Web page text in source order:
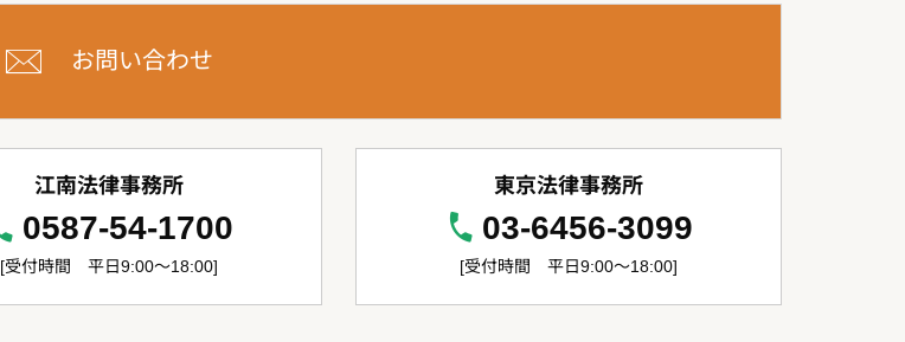
お問い合わせ
江南法律事務所
0587-54-1700
[受付時間 平日9:00～18:00]
東京法律事務所
03-6456-3099
[受付時間 平日9:00～18:00]